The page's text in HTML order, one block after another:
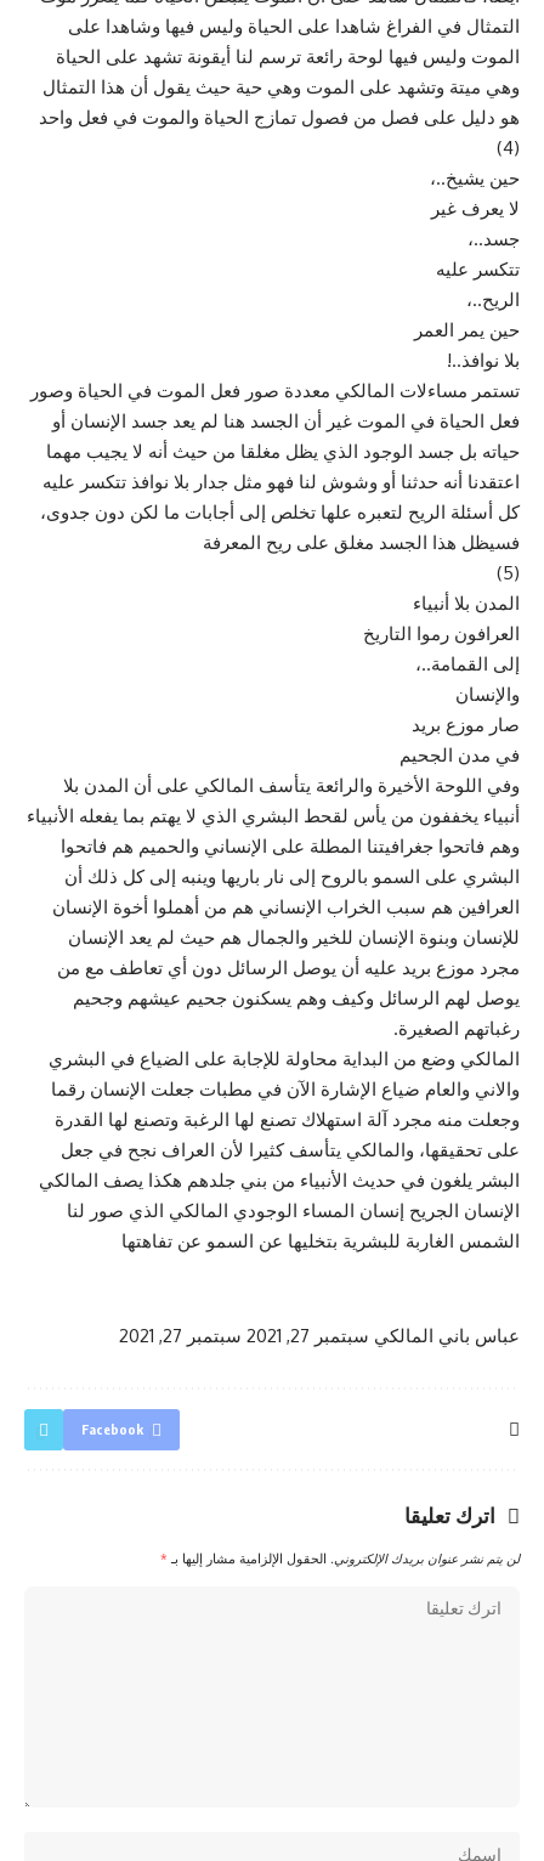
التمثال في الفراغ شاهدا على الحياة وليس فيها وشاهدا على
الموت وليس فيها لوحة رائعة ترسم لنا أيقونة تشهد على الحياة
وهي ميتة وتشهد على الموت وهي حية حيث يقول أن هذا التمثال
هو دليل على فصل من فصول تمازج الحياة والموت في فعل واحد
(4)
حين يشيخ..،
لا يعرف غير
جسد..،
تتكسر عليه
الريح..،
حين يمر العمر
بلا نوافذ..!
تستمر مساءلات المالكي معددة صور فعل الموت في الحياة وصور
فعل الحياة في الموت غير أن الجسد هنا لم يعد جسد الإنسان أو
حياته بل جسد الوجود الذي يظل مغلقا من حيث أنه لا يجيب مهما
اعتقدنا أنه حدثنا أو وشوش لنا فهو مثل جدار بلا نوافذ تتكسر عليه
كل أسئلة الريح لتعبره علها تخلص إلى أجابات ما لكن دون جدوى،
فسيظل هذا الجسد مغلق على ريح المعرفة
(5)
المدن بلا أنبياء
العرافون رموا التاريخ
إلى القمامة..،
والإنسان
صار موزع بريد
في مدن الجحيم
وفي اللوحة الأخيرة والرائعة يتأسف المالكي على أن المدن بلا
أنبياء يخففون من يأس لقحط البشري الذي لا يهتم بما يفعله الأنبياء
وهم فاتحوا جغرافيتنا المطلة على الإنساني والحميم هم فاتحوا
البشري على السمو بالروح إلى نار باريها وينبه إلى كل ذلك أن
العرافين هم سبب الخراب الإنساني هم من أهملوا أخوة الإنسان
للإنسان وبنوة الإنسان للخير والجمال هم حيث لم يعد الإنسان
مجرد موزع بريد عليه أن يوصل الرسائل دون أي تعاطف مع من
يوصل لهم الرسائل وكيف وهم يسكنون جحيم عيشهم وجحيم
رغباتهم الصغيرة.
المالكي وضع من البداية محاولة للإجابة على الضياع في البشري
والاني والعام ضياع الإشارة الآن في مطبات جعلت الإنسان رقما
وجعلت منه مجرد آلة استهلاك تصنع لها الرغبة وتصنع لها القدرة
على تحقيقها، والمالكي يتأسف كثيرا لأن العراف نجح في جعل
البشر يلغون في حديث الأنبياء من بني جلدهم هكذا يصف المالكي
الإنسان الجريح إنسان المساء الوجودي المالكي الذي صور لنا
الشمس الغاربة للبشرية بتخليها عن السمو عن تفاهتها
عباس باني المالكي سبتمبر 27, 2021 سبتمبر 27, 2021
Facebook
اترك تعليقا
لن يتم نشر عنوان بريدك الإلكتروني. الحقول الإلزامية مشار إليها بـ *